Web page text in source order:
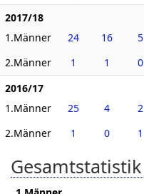
2017/18
1.Männer
24 16 5
2.Männer
1 1 0
2016/17
1.Männer
25 4 2
2.Männer
1 0 1
Gesamtstatistik